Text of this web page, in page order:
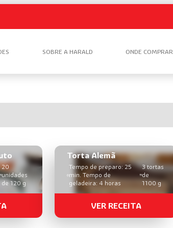
SOBRE A HARALD ONDE COMPRAR
20
unidades
de 120 g
Torta Alemã
Tempo de preparo: 25
min. Tempo de
geladeira: 4 horas
3 tortas
de
1100 g
VER RECEITA